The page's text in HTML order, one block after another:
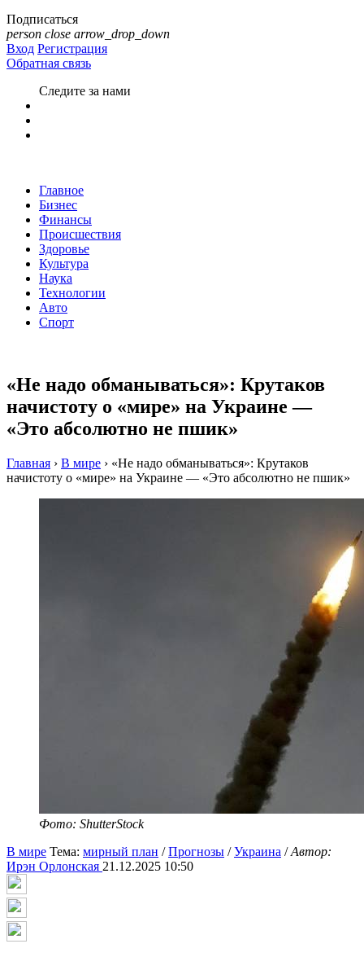
Подписаться
person close arrow_drop_down
Вход Регистрация
Обратная связь
Следите за нами
Главное
Бизнес
Финансы
Происшествия
Здоровье
Культура
Наука
Технологии
Авто
Спорт
«Не надо обманываться»: Крутаков
начистоту о «мире» на Украине —
«Это абсолютно не пшик»
Главная › В мире › «Не надо обманываться»: Крутаков
начистоту о «мире» на Украине — «Это абсолютно не пшик»
Фото: ShutterStock
В мире Тема: мирный план /Прогнозы /Украина /Автор:
Ирэн Орлонская 21.12.2025 10:50